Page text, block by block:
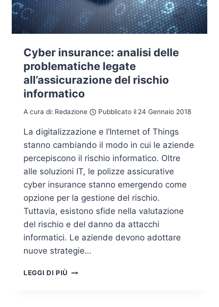
Cyber insurance: analisi delle
problematiche legate
all’assicurazione del rischio
informatico
A cura di: Redazione Pubblicato il 24 Gennaio 2018
La digitalizzazione e l’Internet of Things
stanno cambiando il modo in cui le aziende
percepiscono il rischio informatico. Oltre
alle soluzioni IT, le polizze assicurative
cyber insurance stanno emergendo come
opzione per la gestione del rischio.
Tuttavia, esistono sfide nella valutazione
del rischio e del danno da attacchi
informatici. Le aziende devono adottare
nuove strategie…
LEGGI DI PIÙ CYBER